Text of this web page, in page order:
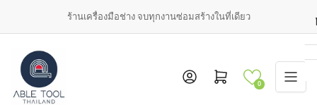
content
ร้านเครื่องมือช่าง จบทุกงานซ่อมสร้างในที่เดียว
Log in Open mini cart
0